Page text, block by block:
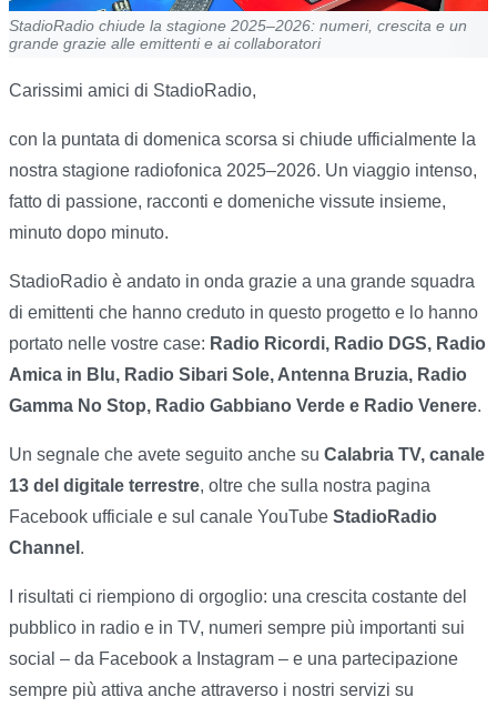
StadioRadio chiude la stagione 2025–2026: numeri, crescita e un
grande grazie alle emittenti e ai collaboratori
Carissimi amici di StadioRadio,
con la puntata di domenica scorsa si chiude ufficialmente la
nostra stagione radiofonica 2025–2026. Un viaggio intenso,
fatto di passione, racconti e domeniche vissute insieme,
minuto dopo minuto.
StadioRadio è andato in onda grazie a una grande squadra
di emittenti che hanno creduto in questo progetto e lo hanno
portato nelle vostre case: Radio Ricordi, Radio DGS, Radio
Amica in Blu, Radio Sibari Sole, Antenna Bruzia, Radio
Gamma No Stop, Radio Gabbiano Verde e Radio Venere.
Un segnale che avete seguito anche su Calabria TV, canale
13 del digitale terrestre, oltre che sulla nostra pagina
Facebook ufficiale e sul canale YouTube StadioRadio
Channel .
I risultati ci riempiono di orgoglio: una crescita costante del
pubblico in radio e in TV, numeri sempre più importanti sui
social – da Facebook a Instagram – e una partecipazione
sempre più attiva anche attraverso i nostri servizi su